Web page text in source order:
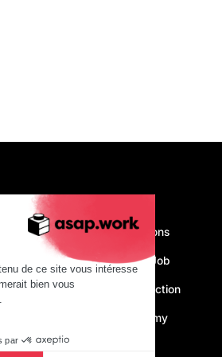
de ce site vous intéresse
bien vous
par
Nous recrutons
Make Your Job
Just construction
asap.academy